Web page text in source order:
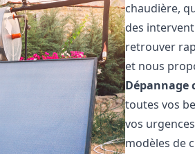
chaudière,
des
retrouver
et nous
Dépannage
toutes vos
vos
modèles de